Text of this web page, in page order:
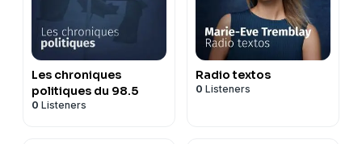
Les chroniques
politiques du 98.5
0 Listeners
Radio textos
0 Listeners